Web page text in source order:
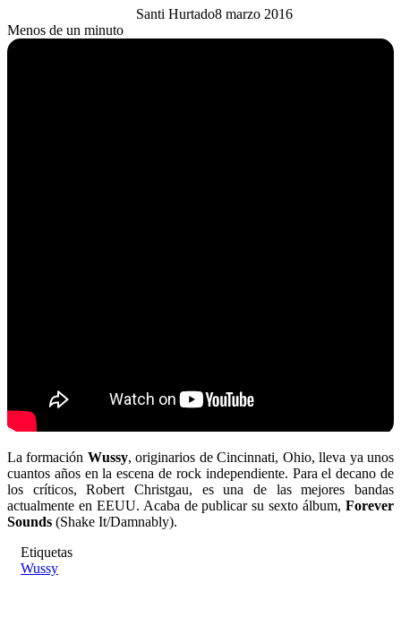
Santi Hurtado8 marzo 2016
Menos de un minuto
La formación Wussy, originarios de Cincinnati, Ohio, lleva ya unos
cuantos años en la escena de rock independiente. Para el decano de
los críticos, Robert Christgau, es una de las mejores bandas
actualmente en EEUU. Acaba de publicar su sexto álbum, Forever
Sounds (Shake It/Damnably).
Etiquetas
Wussy